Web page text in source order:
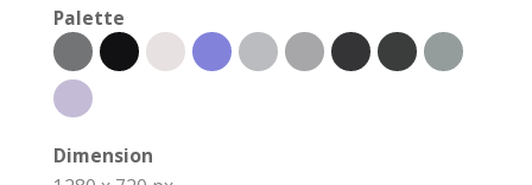
Palette
Dimension